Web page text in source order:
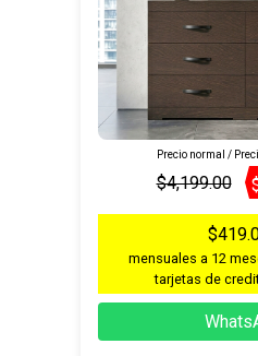
Precio normal /
$4,199.00
mensuales a 12
tarjetas de